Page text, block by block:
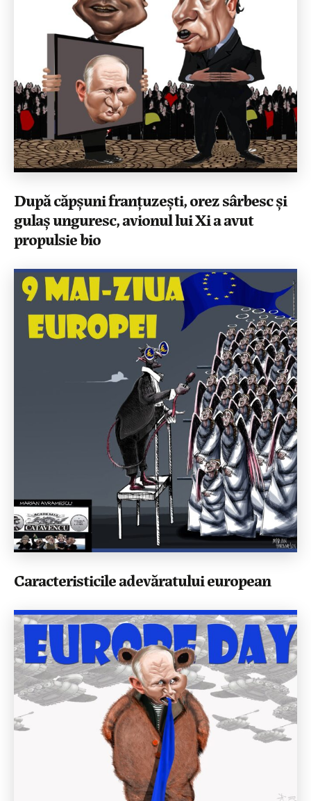
După căpșuni franțuzești, orez sârbesc și
gulaș unguresc, avionul lui Xi a avut
propulsie bio
Caracteristicile adevăratului european